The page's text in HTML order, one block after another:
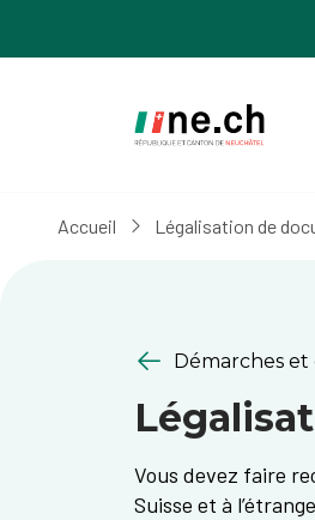
Accueil Légalisation de
Démarches
Vous devez faire
Suisse et à